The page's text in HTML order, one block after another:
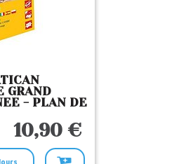
GRAND
- PLAN DE
10,90 €